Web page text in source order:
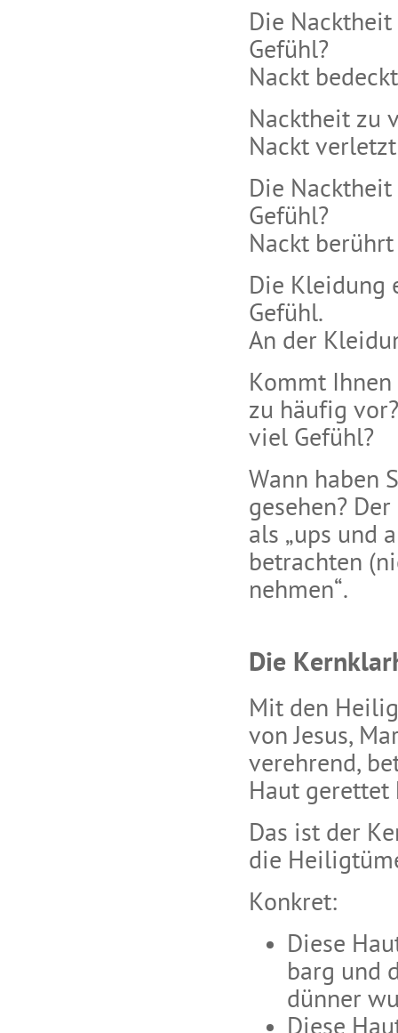
Die
Gefühl?
Nackt
Nacktheit zu
Nackt
Die
Gefühl?
Nackt
Die Kleidung
Gefühl.
An der
Kommt
zu häufig
viel Gefühl?
Wann haben
gesehen?
als „ups und
betrachten
nehmen“.
Die
Mit den
von Jesus,
verehrend,
Haut gerettet
Das ist der
die
Konkret:
Diese
barg und
dünner